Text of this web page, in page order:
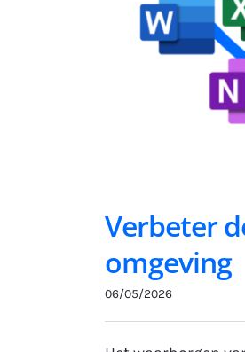
Verbeter
omgeving
06/05/2026